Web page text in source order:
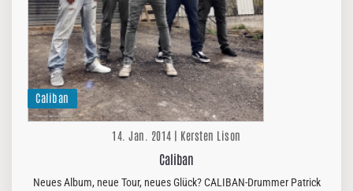
Caliban
14. Jan. 2014 | Kersten Lison
Caliban
Neues Album, neue Tour, neues Glück? CALIBAN-Drummer Patrick